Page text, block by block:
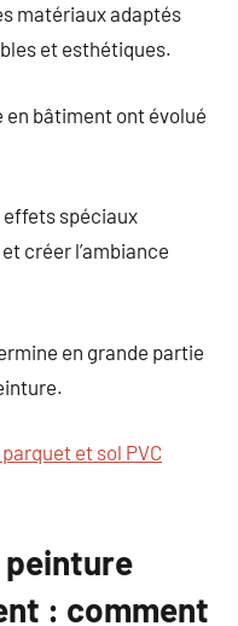
matériaux adaptés
et esthétiques.
bâtiment ont évolué
effets spéciaux
créer l’ambiance
en grande partie
et sol PVC
peinture
: comment